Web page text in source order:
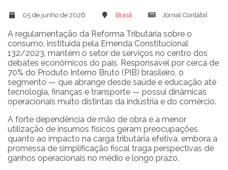
05 de junho de 2026 Brasil Jornal Contábil
A regulamentação da Reforma Tributária sobre o
consumo, instituída pela Emenda Constitucional
132/2023, mantém o setor de serviços no centro dos
debates econômicos do país. Responsável por cerca de
70% do Produto Interno Bruto (PIB) brasileiro, o
segmento — que abrange desde saúde e educação até
tecnologia, finanças e transporte — possui dinâmicas
operacionais muito distintas da indústria e do comércio.
A forte dependência de mão de obra e a menor
utilização de insumos físicos geram preocupações
quanto ao impacto na carga tributária efetiva, embora a
promessa de simplificação fiscal traga perspectivas de
ganhos operacionais no médio e longo prazo.